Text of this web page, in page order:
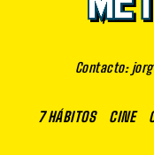
Contacto:
7 HÁBITOS CINE